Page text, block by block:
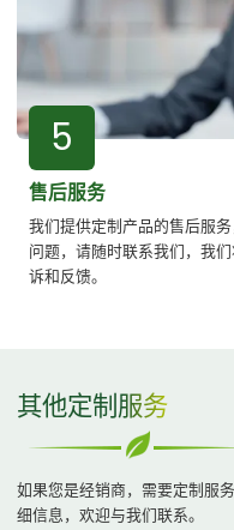
5
售后服务
我们提供定制产品的售后服
问题，请随时联系我们，我
诉和反馈。
其他定制服务
如果您是经销商，需要定制服
细信息，欢迎与我们联系。